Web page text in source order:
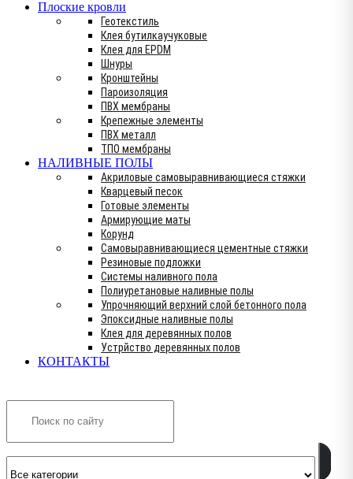
Плоские кровли
Геотекстиль
Клея бутилкаучуковые
Клея для EPDM
Шнуры
Кронштейны
Пароизоляция
ПВХ мембраны
Крепежные элементы
ПВХ металл
ТПО мембраны
НАЛИВНЫЕ ПОЛЫ
Акриловые самовыравнивающиеся стяжки
Кварцевый песок
Готовые элементы
Армирующие маты
Корунд
Самовыравнивающиеся цементные стяжки
Резиновые подложки
Системы наливного пола
Полиуретановые наливные полы
Упрочняющий верхний слой бетонного пола
Эпоксидные наливные полы
Клея для деревянных полов
Устрйство деревянных полов
КОНТАКТЫ